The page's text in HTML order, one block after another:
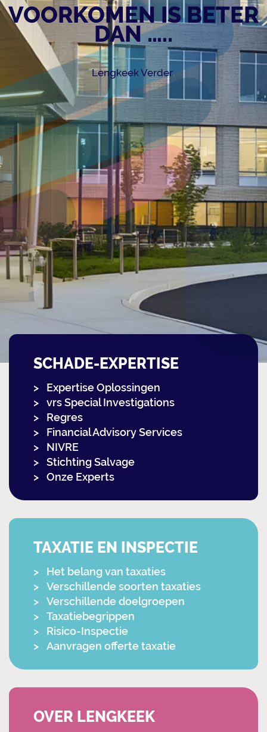
VOORKOMEN IS BETER
DAN …..
Lengkeek Verder.
SCHADE-EXPERTISE
Expertise Oplossingen
vrs Special Investigations
Regres
Financial Advisory Services
NIVRE
Stichting Salvage
Onze Experts
TAXATIE EN INSPECTIE
Het belang van taxaties
Verschillende soorten taxaties
Verschillende doelgroepen
Taxatiebegrippen
Risico-Inspectie
Aanvragen offerte taxatie
OVER LENGKEEK